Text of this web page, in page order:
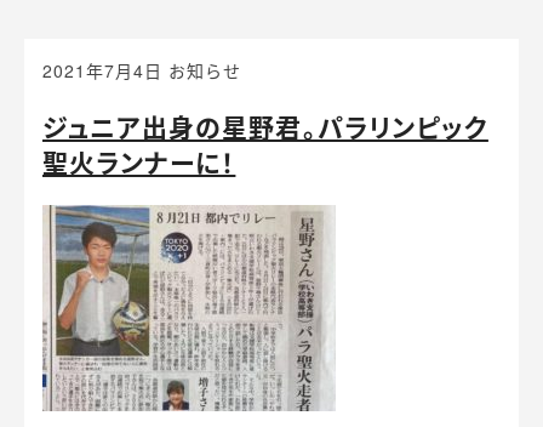
2021年7月4日 お知らせ
ジュニア出身の星野君。パラリンピック
聖火ランナーに！